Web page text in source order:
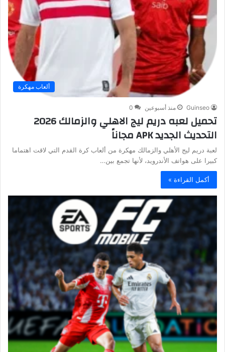
ألعاب مهكرة
Guinseo منذ أسبوعين 0
تحميل لعبه دريم ليج الاهلي والزمالك 2026
التحديث الجديد APK مجاناً
لعبة دريم ليج الأهلي والزمالك مهكرة من ألعاب كرة القدم التي لاقت اهتماما
كبيرا على هواتف الأندرويد، لأنها تجمع بين…
أكمل القراءة »